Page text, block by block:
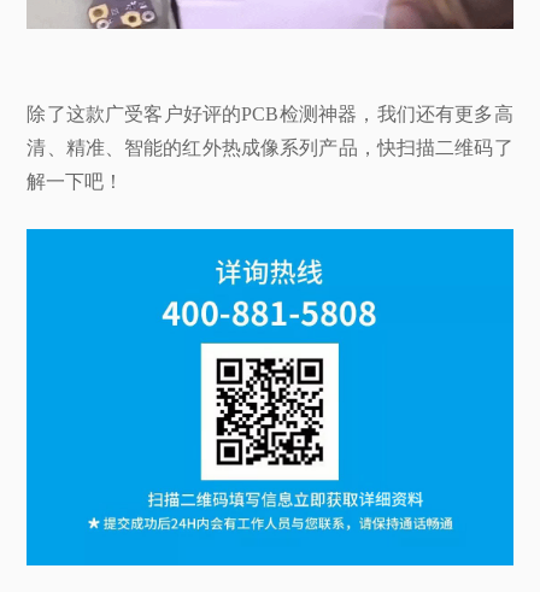
除了这款广受客户好评的PCB检测神器，我们还有更多高
清、精准、智能的红外热成像系列产品，快扫描二维码了
解一下吧！